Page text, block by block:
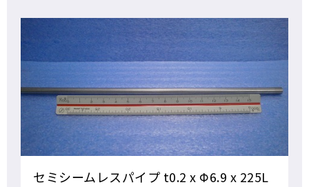
セミシームレスパイプ t0.2 x Φ6.9 x 225L